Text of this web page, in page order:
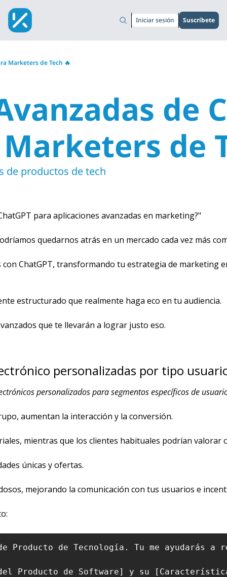
Iniciar sesión Suscríbete
Marketers de Tech 🔥
de
de
de productos de tech
para aplicaciones avanzadas en marketing?"
quedarnos atrás en un mercado cada vez más
ChatGPT, transformando tu estrategia de marketing
estructurado que realmente haga eco en tu audiencia.
que te llevarán a lograr justo eso.
personalizadas por tipo
personalizados para segmentos específicos de
aumentan la interacción y la conversión.
mientras que los clientes habituales podrían valorar
únicas y ofertas.
mejorando la comunicación con tus usuarios e
Producto de Tecnología. Tu me ayudarás
del Producto de Software] y su